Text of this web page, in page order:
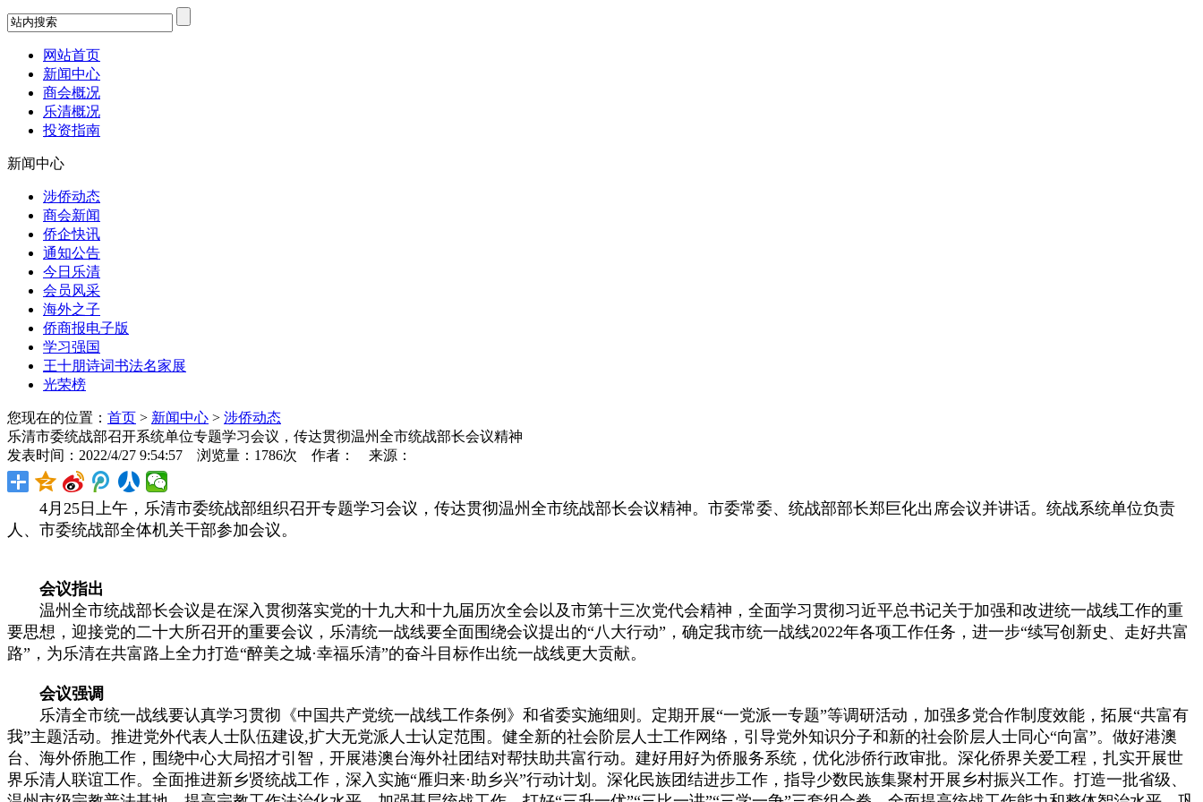
网站首页
新闻中心
商会概况
乐清概况
投资指南
新闻中心
涉侨动态
商会新闻
侨企快讯
通知公告
今日乐清
会员风采
海外之子
侨商报电子版
学习强国
王十朋诗词书法名家展
光荣榜
您现在的位置： 首页 > 新闻中心 > 涉侨动态
乐清市委统战部召开系统单位专题学习会议，传达贯彻温州全市统战部长会议精神
发表时间：2022/4/27 9:54:57 浏览量：1786次 作者： 来源：
4月25日上午，乐清市委统战部组织召开专题学习会议，传达贯彻温州全市统战部长会议精神。市委常委、统战部部长郑巨化出席会议并讲话。统战系统单位负责
人、市委统战部全体机关干部参加会议。
会议指出
温州全市统战部长会议是在深入贯彻落实党的十九大和十九届历次全会以及市第十三次党代会精神，全面学习贯彻习近平总书记关于加强和改进统一战线工作的重
要思想，迎接党的二十大所召开的重要会议，乐清统一战线要全面围绕会议提出的“八大行动”，确定我市统一战线2022年各项工作任务，进一步“续写创新史、走好共富
路”，为乐清在共富路上全力打造“醉美之城·幸福乐清”的奋斗目标作出统一战线更大贡献。
会议强调
乐清全市统一战线要认真学习贯彻《中国共产党统一战线工作条例》和省委实施细则。定期开展“一党派一专题”等调研活动，加强多党合作制度效能，拓展“共富有
我”主题活动。推进党外代表人士队伍建设,扩大无党派人士认定范围。健全新的社会阶层人士工作网络，引导党外知识分子和新的社会阶层人士同心“向富”。做好港澳
台、海外侨胞工作，围绕中心大局招才引智，开展港澳台海外社团结对帮扶助共富行动。建好用好为侨服务系统，优化涉侨行政审批。深化侨界关爱工程，扎实开展世
界乐清人联谊工作。全面推进新乡贤统战工作，深入实施“雁归来·助乡兴”行动计划。深化民族团结进步工作，指导少数民族集聚村开展乡村振兴工作。打造一批省级、